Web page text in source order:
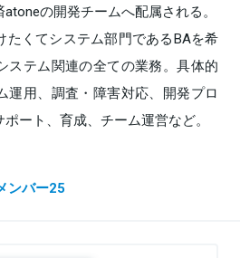
の開発チームへ配属される。
たくてシステム部門であるBAを希
ステム関連の全ての業務。具体的
運用、調査・障害対応、開発プロ
ート、育成、チーム運営など。
ンバー25